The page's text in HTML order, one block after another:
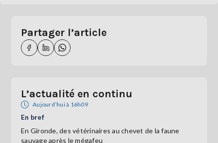
Partager l’article
L’actualité en continu
Aujourd’hui à 16h09
En bref
En Gironde, des vétérinaires au chevet de la faune
sauvage après le mégafeu